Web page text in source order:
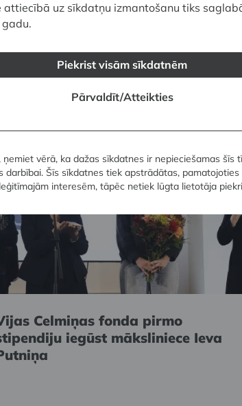
Celmiņas fonda pirmo
iegūst māksliniece Ieva
attiecībā uz sīkdatņu izmantošanu tiks
Piekrist visām sīkdatnēm
Pārvaldīt/Atteikties
ņemiet vērā, ka dažas sīkdatnes ir nepieciešamas šīs
darbībai. Šīs sīkdatnes tiek apstrādātas, pamatojoties
interesēm, tāpēc netiek lūgta lietotāja